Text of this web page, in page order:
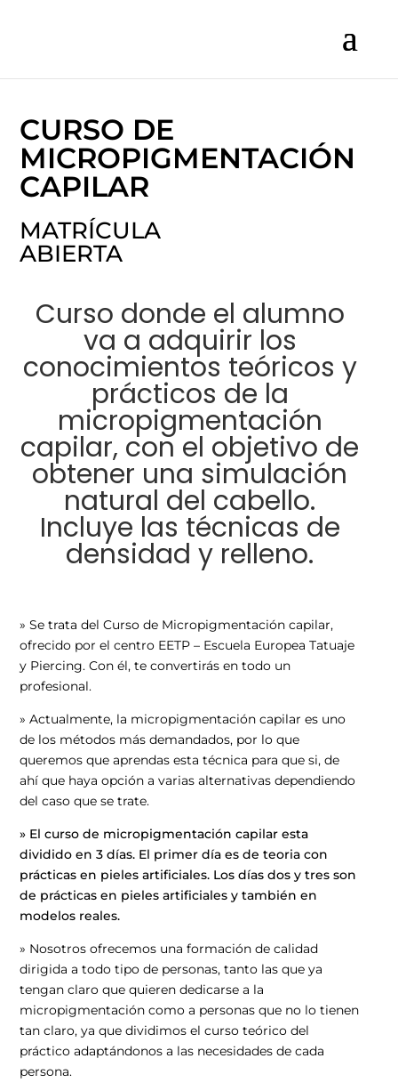
CURSO DE
MICROPIGMENTACIÓN
CAPILAR
MATRÍCULA
ABIERTA
Curso donde el alumno
va a adquirir los
conocimientos teóricos y
prácticos de la
micropigmentación
capilar, con el objetivo de
obtener una simulación
natural del cabello.
Incluye las técnicas de
densidad y relleno.
» Se trata del Curso de Micropigmentación capilar,
ofrecido por el centro EETP – Escuela Europea Tatuaje
y Piercing. Con él, te convertirás en todo un
profesional.
» Actualmente, la micropigmentación capilar es uno
de los métodos más demandados, por lo que
queremos que aprendas esta técnica para que si, de
ahí que haya opción a varias alternativas dependiendo
del caso que se trate.
» El curso de micropigmentación capilar esta
dividido en 3 días. El primer día es de teoria con
prácticas en pieles artificiales. Los días dos y tres son
de prácticas en pieles artificiales y también en
modelos reales.
» Nosotros ofrecemos una formación de calidad
dirigida a todo tipo de personas, tanto las que ya
tengan claro que quieren dedicarse a la
micropigmentación como a personas que no lo tienen
tan claro, ya que dividimos el curso teórico del
práctico adaptándonos a las necesidades de cada
persona.